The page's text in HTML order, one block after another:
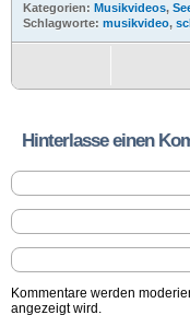
Kategorien: Musikvideos,
Schlagworte: musikvideo,
Hinterlasse einen
Kommentare werden
angezeigt wird.